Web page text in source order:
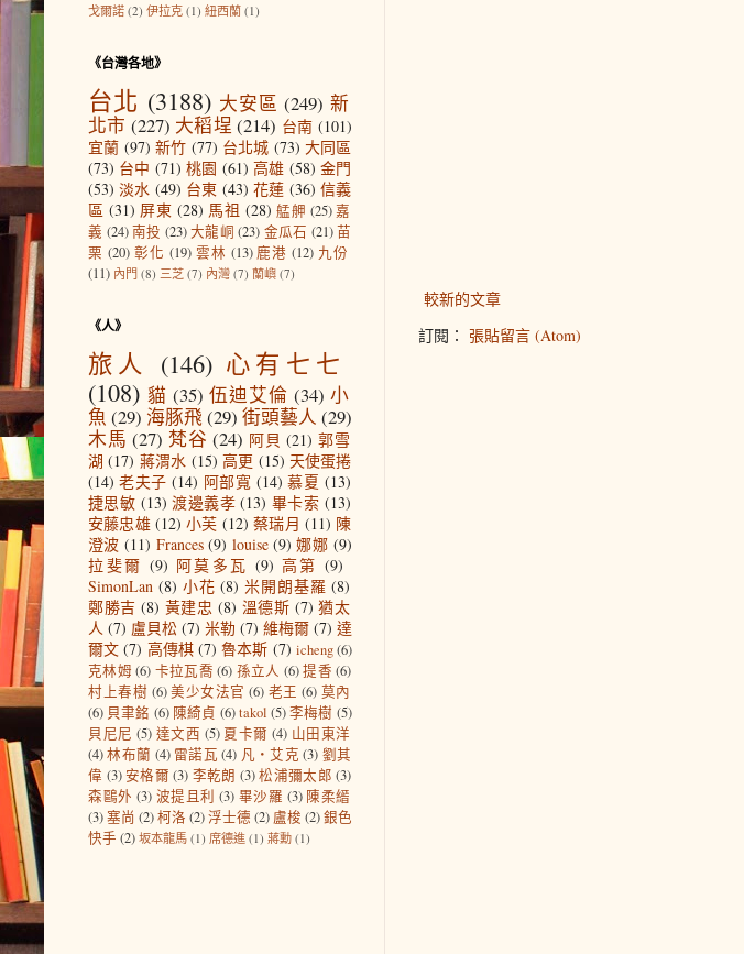
較新的文章
訂閱： 張貼留言 (Atom)
戈爾諾 (2) 伊拉克 (1) 紐西蘭 (1)
《台灣各地》
台北 (3188) 大安區 (249) 新
北市 (227) 大稻埕 (214) 台南 (101)
宜蘭 (97) 新竹 (77) 台北城 (73) 大同區
(73) 台中 (71) 桃園 (61) 高雄 (58) 金門
(53) 淡水 (49) 台東 (43) 花蓮 (36) 信義
區 (31) 屏東 (28) 馬祖 (28) 艋舺 (25) 嘉
義 (24) 南投 (23)大龍峒 (23) 金瓜石 (21)苗
栗 (20) 彰化 (19) 雲林 (13) 鹿港 (12) 九份
(11) 內門 (8) 三芝 (7) 內灣 (7) 蘭嶼 (7)
《人》
旅人 (146) 心有七七
(108) 貓 (35) 伍迪艾倫 (34) 小
魚 (29) 海豚飛(29) 街頭藝人 (29)
木馬 (27) 梵谷 (24) 阿貝 (21) 郭雪
湖 (17) 蔣渭水 (15) 高更 (15) 天使蛋捲
(14) 老夫子 (14) 阿部寬 (14) 慕夏 (13)
捷思敏 (13) 渡邊義孝 (13) 畢卡索 (13)
安藤忠雄 (12) 小芙 (12) 蔡瑞月 (11) 陳
澄波 (11) Frances (9) louise (9) 娜娜 (9)
拉斐爾 (9) 阿莫多瓦 (9) 高第 (9)
SimonLan (8) 小花 (8) 米開朗基羅 (8)
鄭勝吉 (8) 黃建忠 (8) 溫德斯 (7) 猶太
人 (7) 盧貝松 (7) 米勒 (7) 維梅爾 (7) 達
爾文 (7) 高傳棋 (7) 魯本斯 (7) icheng(6)
克林姆 (6) 卡拉瓦喬 (6) 孫立人 (6)提香 (6)
村上春樹 (6) 美少女法官 (6) 老王 (6) 莫內
(6) 貝聿銘 (6) 陳綺貞 (6) takol (5)李梅樹 (5)
貝尼尼 (5) 達文西 (5) 夏卡爾 (4) 山田東洋
(4)林布蘭 (4) 雷諾瓦 (4) 凡‧艾克 (3) 劉其
偉 (3)安格爾 (3) 李乾朗 (3)松浦彌太郎 (3)
森鷗外 (3) 波提且利 (3) 畢沙羅 (3) 陳柔縉
(3)塞尚 (2)柯洛 (2)浮士德 (2) 盧梭 (2)銀色
快手 (2) 坂本龍馬 (1) 席德進 (1) 蔣勳 (1)